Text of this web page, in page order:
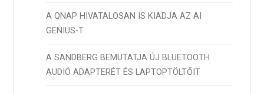
A QNAP HIVATALOSAN IS KIADJA AZ AI
GENIUS-T
A SANDBERG BEMUTATJA ÚJ BLUETOOTH
AUDIÓ ADAPTERÉT ÉS LAPTOPTÖLTŐIT